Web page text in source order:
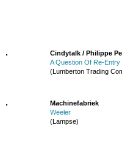
Cindytalk / Philippe
A Question Of Re-Entry
(Lumberton Trading
Machinefabriek
Weeler
(Lampse)